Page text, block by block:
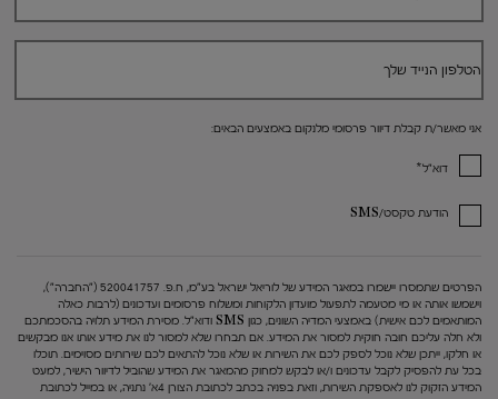
הטלפון הנייד שלך
אני מאשר/ת קבלת דיוור פרסומי מלנקום באמצעים הבאים:
דוא"ל*
הודעת טקסט/SMS
הפרטים שתמסרו יישמרו במאגר המידע של לוריאל ישראל בע"מ, ח.פ. 520041757 ("החברה"),
וישמשו אותה או מי מטעמה לתפעול מועדון הלקוחות ומשלוח פרסומים ועדכונים (לרבות כאלה
המותאמים לכם אישית) באמצעי המדיה השונים, כגון SMS ודוא"ל. מסירת המידע תלויה בהסכמתכם
ולא חלה עליכם חובה חוקית למסור את המידע. אם תבחרו שלא למסור לנו את מידע אותו אנו מבקשים
או חלקו, ייתכן שלא נוכל לספק לכם את השירות או שלא נוכל להתאים לכם שירותים מסוימים. תוכלו
בכל עת להפסיק לקבל עדכונים ו/או לבקש למחוק מהמאגר את המידע שהוביל לדיוור הישיר, למעט
המידע הזקוק לנו לאספקת השירות, וזאת בפניה בכתב לכתובת הצורן 4א' נתניה, או במייל לכתובת